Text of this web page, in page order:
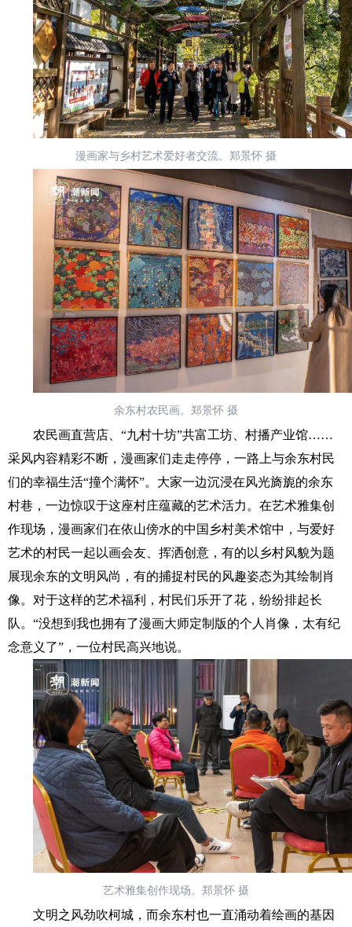
漫画家与乡村艺术爱好者交流。郑景怀 摄
余东村农民画。郑景怀 摄
农民画直营店、“九村十坊”共富工坊、村播产业馆……
采风内容精彩不断，漫画家们走走停停 ，一路上与余东村民
们的幸福生活“撞个满怀”。大家一边沉浸在风光旖旎的余东
村巷，一边惊叹于这座村庄蕴藏的艺术活力。在艺术雅集创
作现场，漫画家们在依山傍水的中国乡村美术馆中，与爱好
艺术的村民一起以画会友、挥洒创意，有的以乡村风貌为题
展现余东的文明风尚，有的捕捉村民的风趣姿态为其绘制肖
像。对于这样的艺术福利，村民们乐开了花，纷纷排起长
队。“没想到我也拥有了漫画大师定制版的个人肖像，太有纪
念意义了”，一位村民高兴地说。
艺术雅集创作现场。郑景怀 摄
文明之风劲吹柯城，而余东村也一直涌动着绘画的基因